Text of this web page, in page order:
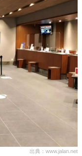
出典：www.jalan.net